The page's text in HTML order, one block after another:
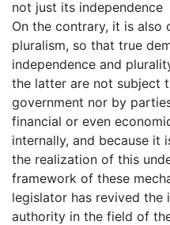
not just its independence
On the contrary, it is also
pluralism, so that true
independence and
the latter are not subject
government nor by
financial or even
internally, and because it
the realization of this
framework of these
legislator has revived the
authority in the field of